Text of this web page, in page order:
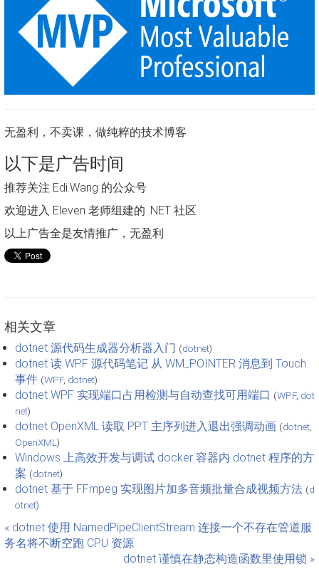
无盈利，不卖课，做纯粹的技术博客
以下是广告时间
推荐关注 Edi.Wang 的公众号
欢迎进入 Eleven 老师组建的 .NET 社区
以上广告全是友情推广，无盈利
相关文章
dotnet 源代码生成器分析器入门 (dotnet)
dotnet 读 WPF 源代码笔记 从 WM_POINTER 消息到 Touch
事件 (WPF, dotnet)
dotnet WPF 实现端口占用检测与自动查找可用端口 (WPF, dot
net)
dotnet OpenXML 读取 PPT 主序列进入退出强调动画 (dotnet
OpenXML )
Windows 上高效开发与调试 docker 容器内 dotnet 程序的方
案 (dotnet)
dotnet 基于 FFmpeg 实现图片加多音频批量合成视频方法 (d
otnet)
« dotnet 使用 NamedPipeClientStream 连接一个不存在管道服
务名将不断空跑 CPU 资源
dotnet 谨慎在静态构造函数里使用锁 »